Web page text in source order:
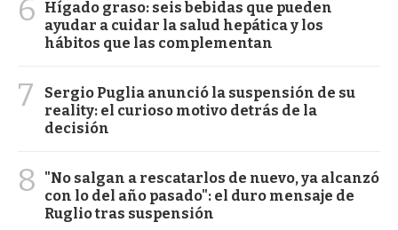
6
Hígado graso: seis bebidas que pueden
ayudar a cuidar la salud hepática y los
hábitos que las complementan
7
Sergio Puglia anunció la suspensión de su
reality: el curioso motivo detrás de la
decisión
8
"No salgan a rescatarlos de nuevo, ya alcanzó
con lo del año pasado": el duro mensaje de
Ruglio tras suspensión